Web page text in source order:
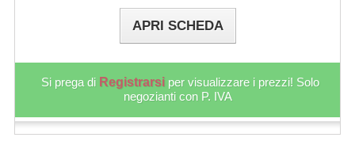
APRI SCHEDA
Si prega di Registrarsi per visualizzare i prezzi! Solo
negozianti con P. IVA